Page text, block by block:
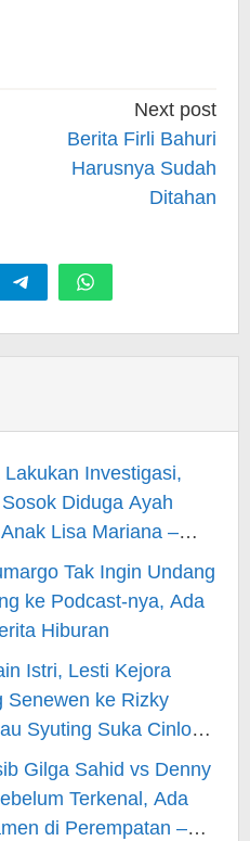
Next post
Berita Firli Bahuri
Harusnya Sudah
Ditahan
Investigasi,
Diduga Ayah
Lisa Mariana –
Tak Ingin Undang
ke Podcast-nya, Ada
Hiburan
Istri, Lesti Kejora
Senewen ke Rizky
Syuting Suka Cinlok?
Gilga Sahid vs Denny
Terkenal, Ada
di Perempatan –